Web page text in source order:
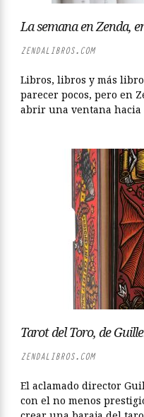
La semana en Zenda,
ZENDALIBROS.COM
Libros, libros y más
parecer pocos, pero en
abrir una ventana hacia
Tarot del Toro, de
ZENDALIBROS.COM
El aclamado director
con el no menos